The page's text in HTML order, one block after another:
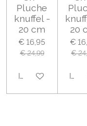
Pluche
knuffel -
20 cm
€ 16,95
€ 24,99
In winkelwagen
20
€
€
In